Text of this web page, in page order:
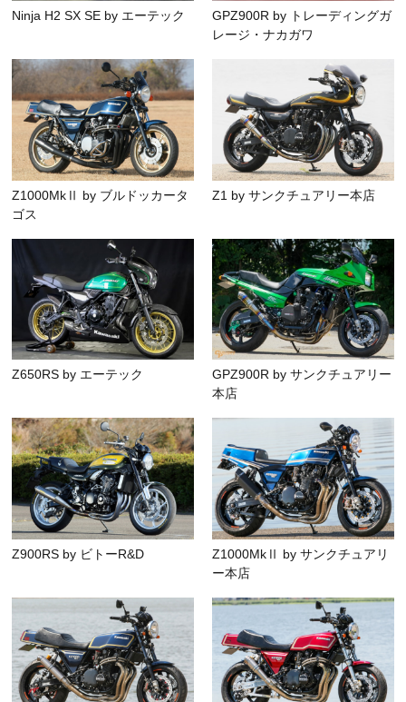
Ninja H2 SX SE by エーテック
GPZ900R by トレーディングガ
レージ・ナカガワ
Z1000MkⅡ by ブルドッカータ
ゴス
Z1 by サンクチュアリー本店
Z650RS by エーテック
GPZ900R by サンクチュアリー
本店
Z900RS by ビトーR&D
Z1000MkⅡ by サンクチュアリ
ー本店